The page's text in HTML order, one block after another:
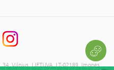
34, Vilnius, LIETUVA, LT-02189, Įmonės